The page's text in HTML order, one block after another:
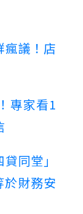
瘋議！店
專家看1
同堂」
財務安